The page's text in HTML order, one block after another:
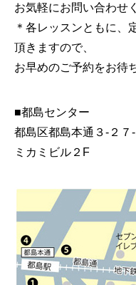
お気軽にお問い合わせ
＊各レッスンともに、
頂きますので、
お早めのご予約をお待
■都島センター
都島区都島本通３-２７-
ミカミビル２F